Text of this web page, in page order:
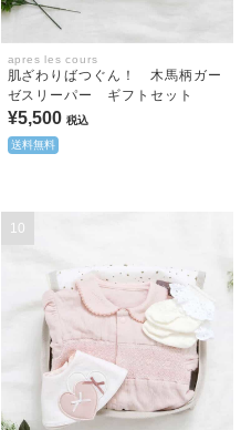
apres les cours
肌ざわりばつぐん！ 木馬柄ガー
ゼスリーパー ギフトセット
¥5,500 税込
送料無料
10